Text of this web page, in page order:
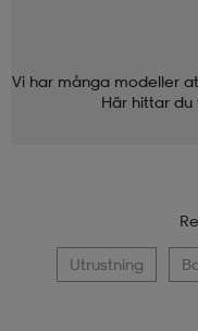
Vi har många modeller
Här hittar du
Utrustning